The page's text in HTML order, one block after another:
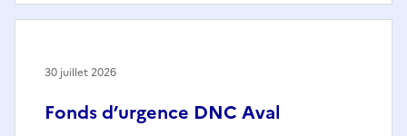
Fonds d’urgence DNC Aval
30 juillet 2026